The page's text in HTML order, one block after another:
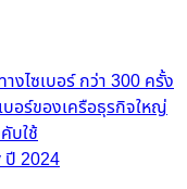
ไซเบอร์ กว่า 300 ครั้ง
อร์ของเครือธุรกิจใหญ่
บใช้
ปี 2024